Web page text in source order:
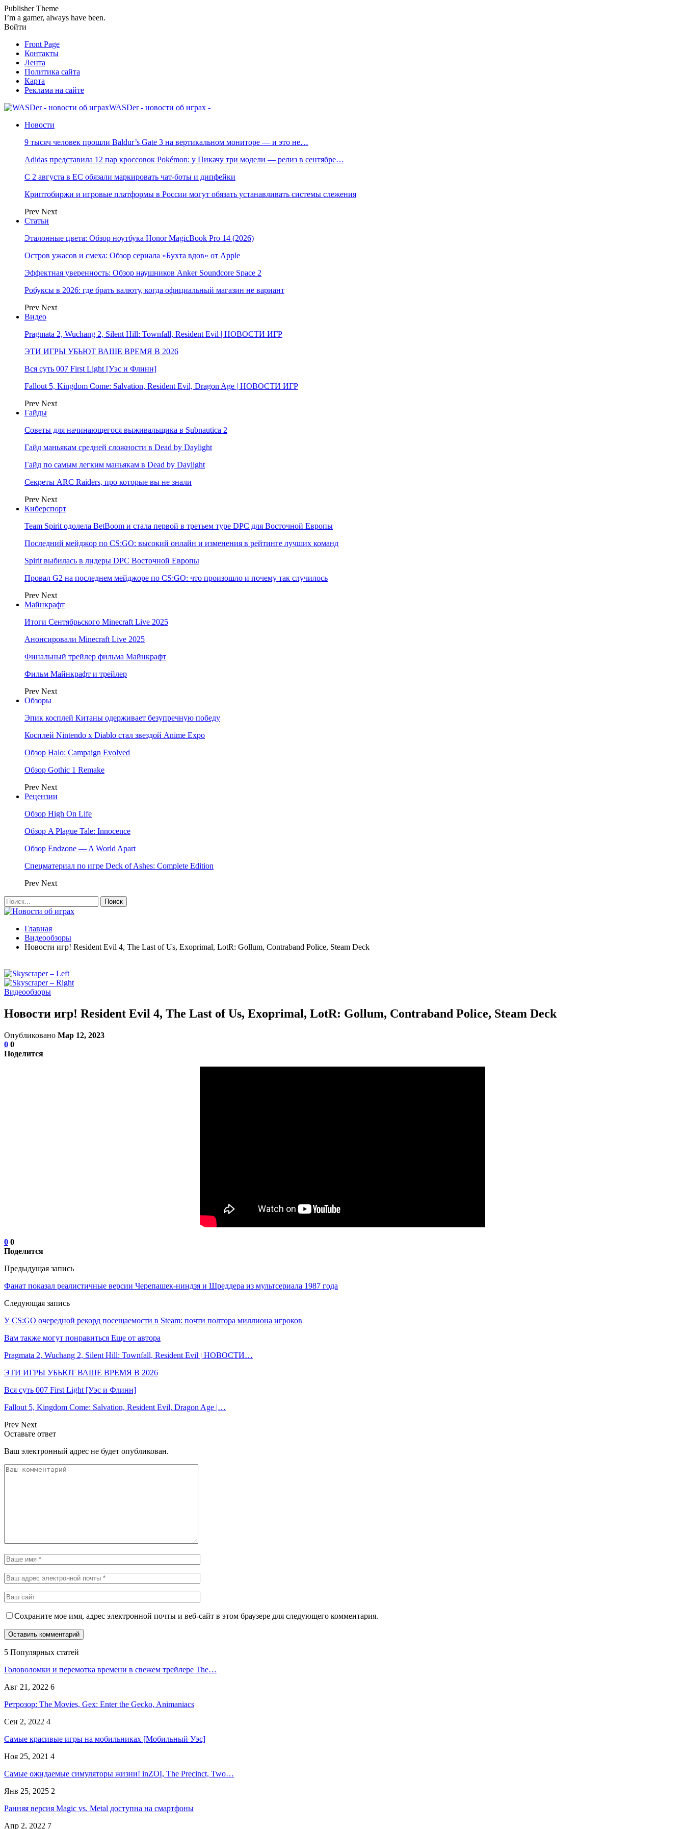
Publisher Theme
I’m a gamer, always have been.
Войти
Front Page
Контакты
Лента
Политика сайта
Карта
Реклама на сайте
WASDer - новости об играх -
Новости
9 тысяч человек прошли Baldur’s Gate 3 на вертикальном мониторе — и это не…
Adidas представила 12 пар кроссовок Pokémon: у Пикачу три модели — релиз в сентябре…
С 2 августа в ЕС обязали маркировать чат-боты и дипфейки
Криптобиржи и игровые платформы в России могут обязать устанавливать системы слежения
Prev Next
Статьи
Эталонные цвета: Обзор ноутбука Honor MagicBook Pro 14 (2026)
Остров ужасов и смеха: Обзор сериала «Бухта вдов» от Apple
Эффектная уверенность: Обзор наушников Anker Soundcore Space 2
Робуксы в 2026: где брать валюту, когда официальный магазин не вариант
Prev Next
Видео
Pragmata 2, Wuchang 2, Silent Hill: Townfall, Resident Evil | НОВОСТИ ИГР
ЭТИ ИГРЫ УБЬЮТ ВАШЕ ВРЕМЯ В 2026
Вся суть 007 First Light [Уэс и Флинн]
Fallout 5, Kingdom Come: Salvation, Resident Evil, Dragon Age | НОВОСТИ ИГР
Prev Next
Гайды
Советы для начинающегося выживальщика в Subnautica 2
Гайд маньякам средней сложности в Dead by Daylight
Гайд по самым легким маньякам в Dead by Daylight
Секреты ARC Raiders, про которые вы не знали
Prev Next
Киберспорт
Team Spirit одолела BetBoom и стала первой в третьем туре DPC для Восточной Европы
Последний мейджор по CS:GO: высокий онлайн и изменения в рейтинге лучших команд
Spirit выбилась в лидеры DPC Восточной Европы
Провал G2 на последнем мейджоре по CS:GO: что произошло и почему так случилось
Prev Next
Майнкрафт
Итоги Сентябрьского Minecraft Live 2025
Анонсировали Minecraft Live 2025
Финальный трейлер фильма Майнкрафт
Фильм Майнкрафт и трейлер
Prev Next
Обзоры
Эпик косплей Китаны одерживает безупречную победу
Косплей Nintendo x Diablo стал звездой Anime Expo
Обзор Halo: Campaign Evolved
Обзор Gothic 1 Remake
Prev Next
Рецензии
Обзор High On Life
Обзор A Plague Tale: Innocence
Обзор Endzone — A World Apart
Спецматериал по игре Deck of Ashes: Complete Edition
Prev Next
Главная
Видеообзоры
Новости игр! Resident Evil 4, The Last of Us, Exoprimal, LotR: Gollum, Contraband Police, Steam Deck
Видеообзоры
Новости игр! Resident Evil 4, The Last of Us, Exoprimal, LotR: Gollum, Contraband Police, Steam Deck
Опубликовано Мар 12, 2023
0 0
Поделится
0 0
Поделится
Предыдущая запись
Фанат показал реалистичные версии Черепашек-ниндзя и Шреддера из мультсериала 1987 года
Следующая запись
У CS:GO очередной рекорд посещаемости в Steam: почти полтора миллиона игроков
Вам также могут понравиться Еще от автора
Pragmata 2, Wuchang 2, Silent Hill: Townfall, Resident Evil | НОВОСТИ…
ЭТИ ИГРЫ УБЬЮТ ВАШЕ ВРЕМЯ В 2026
Вся суть 007 First Light [Уэс и Флинн]
Fallout 5, Kingdom Come: Salvation, Resident Evil, Dragon Age |…
Prev Next
Оставьте ответ
Ваш электронный адрес не будет опубликован.
Сохраните мое имя, адрес электронной почты и веб-сайт в этом браузере для следующего комментария.
5 Популярных статей
Головоломки и перемотка времени в свежем трейлере The…
Авг 21, 2022 6
Ретрозор: The Movies, Gex: Enter the Gecko, Animaniacs
Сен 2, 2022 4
Самые красивые игры на мобильниках [Мобильный Уэс]
Ноя 25, 2021 4
Самые ожидаемые симуляторы жизни! inZOI, The Precinct, Two…
Янв 25, 2025 2
Ранняя версия Magic vs. Metal доступна на смартфоны
Апр 2, 2022 7